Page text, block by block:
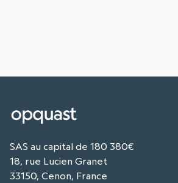
SAS au capital de 180 380€
18, rue Lucien Granet
33150, Cenon, France